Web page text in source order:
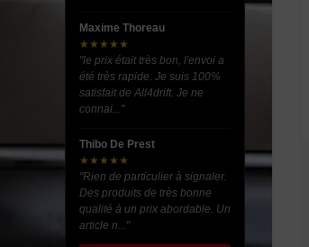
Maxime Thoreau
★★★★★
"le prix était très bon, l'envoi a
été très rapide. Je suis 100%
satisfait de All4drift. Je ne
connai..."
Thibo De Prest
★★★★★
"Rien de particulier à signaler.
Des produits de très bonne
qualité à un prix abordable. Un
article n..."